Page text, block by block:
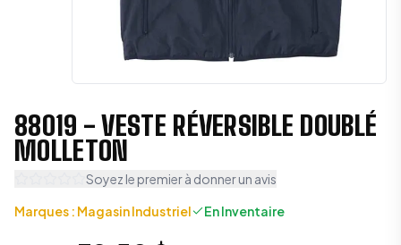
88019 - VESTE RÉVERSIBLE DOUBLÉ
MOLLETON
Soyez le premier à donner un avis
Marques : Magasin Industriel En Inventaire